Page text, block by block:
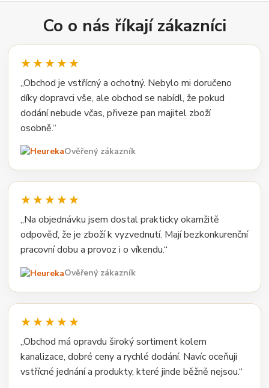
Co o nás říkají zákazníci
★★★★★
„Obchod je vstřícný a ochotný. Nebylo mi doručeno
díky dopravci vše, ale obchod se nabídl, že pokud
dodání nebude včas, přiveze pan majitel zboží
osobně.“
Ověřený zákazník
★★★★★
„Na objednávku jsem dostal prakticky okamžitě
odpověď, že je zboží k vyzvednutí. Mají bezkonkurenční
pracovní dobu a provoz i o víkendu.“
Ověřený zákazník
★★★★★
„Obchod má opravdu široký sortiment kolem
kanalizace, dobré ceny a rychlé dodání. Navíc oceňuji
vstřícné jednání a produkty, které jinde běžně nejsou.“